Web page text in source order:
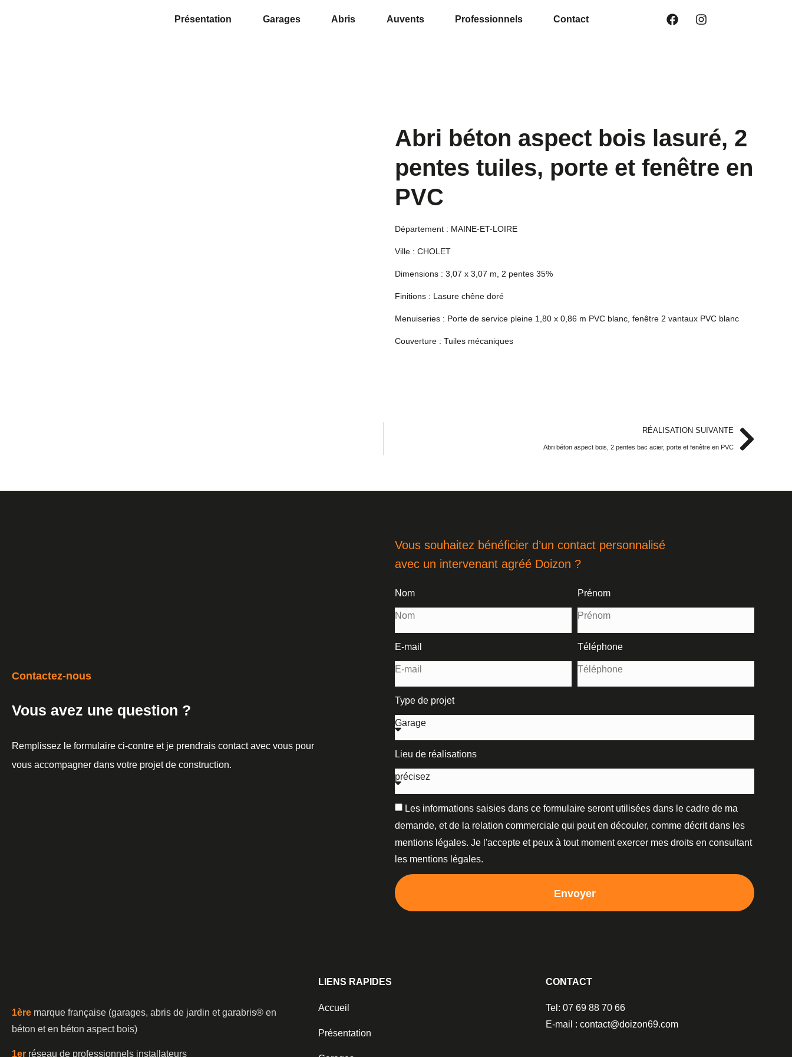
Présentation Garages Abris Auvents Professionnels Contact
Abri béton aspect bois lasuré, 2
pentes tuiles, porte et fenêtre en
PVC
Département : MAINE-ET-LOIRE
Ville : CHOLET
Dimensions : 3,07 x 3,07 m, 2 pentes 35%
Finitions : Lasure chêne doré
Menuiseries : Porte de service pleine 1,80 x 0,86 m PVC blanc, fenêtre 2 vantaux PVC blanc
Couverture : Tuiles mécaniques
RÉALISATION SUIVANTE
Abri béton aspect bois, 2 pentes bac acier, porte et fenêtre en PVC
Contactez-nous
Vous avez une question ?
Remplissez le formulaire ci-contre et je prendrais contact avec vous pour
vous accompagner dans votre projet de construction.
Vous souhaitez bénéficier d’un contact personnalisé
avec un intervenant agréé Doizon ?
Nom Prénom
E-mail Téléphone
Type de projet
Lieu de réalisations
Les informations saisies dans ce formulaire seront utilisées dans le cadre de ma
demande, et de la relation commerciale qui peut en découler, comme décrit dans les
mentions légales. Je l'accepte et peux à tout moment exercer mes droits en consultant
les mentions légales.
Envoyer
1ère marque française (garages, abris de jardin et garabris®️ en
béton et en béton aspect bois)
1er réseau de professionnels installateurs
LIENS RAPIDES
Accueil
Présentation
CONTACT
Tel: 07 69 88 70 66
E-mail : contact@doizon69.com